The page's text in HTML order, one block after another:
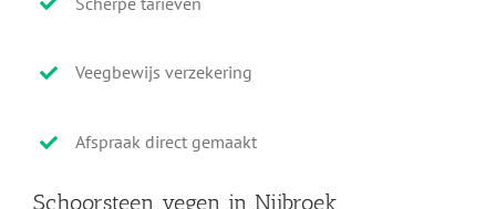
Veegbewijs verzekering
Afspraak direct gemaakt
Schoorsteen vegen in Nijbroek